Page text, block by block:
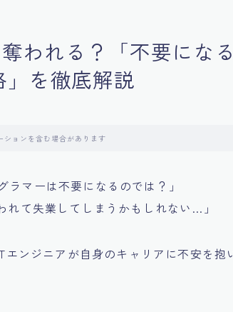
われる？「不要にな
を徹底解説
ションを含む場合があります
マーは不要になるのでは？」
れて失業してしまうかもしれない…」
ンジニアが自身のキャリアに不安を抱